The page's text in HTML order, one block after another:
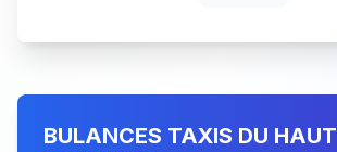
BULANCES TAXIS DU HAUT